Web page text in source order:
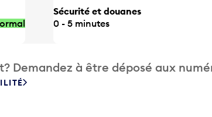
Sécurité et douanes
0 - 5 minutes
Demandez à être déposé aux